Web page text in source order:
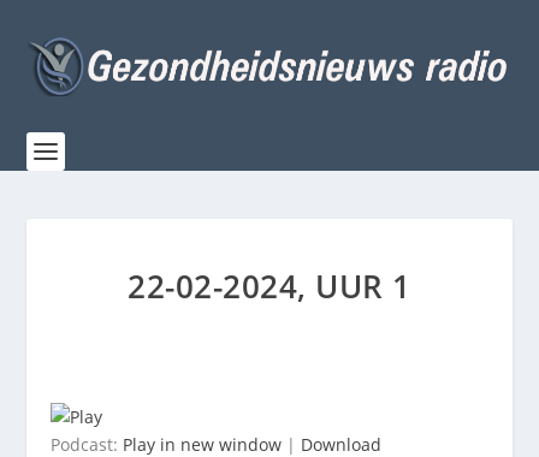
22-02-2024, UUR 1
Podcast: Play in new window | Download